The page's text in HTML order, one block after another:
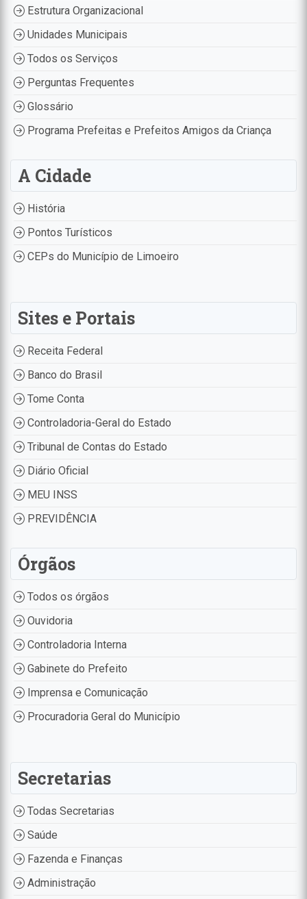
Estrutura Organizacional
Unidades Municipais
Todos os Serviços
Perguntas Frequentes
Glossário
Programa Prefeitas e Prefeitos Amigos da Criança
A Cidade
História
Pontos Turísticos
CEPs do Município de Limoeiro
Sites e Portais
Receita Federal
Banco do Brasil
Tome Conta
Controladoria-Geral do Estado
Tribunal de Contas do Estado
Diário Oficial
MEU INSS
PREVIDÊNCIA
Órgãos
Todos os órgãos
Ouvidoria
Controladoria Interna
Gabinete do Prefeito
Imprensa e Comunicação
Procuradoria Geral do Município
Secretarias
Todas Secretarias
Saúde
Fazenda e Finanças
Administração